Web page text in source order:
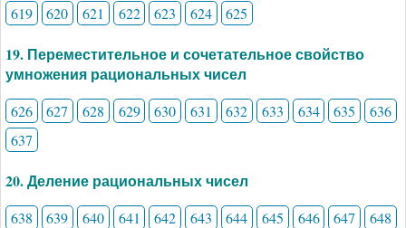
619 620 621 622 623 624 625
19. Переместительное и сочетательное свойство
умножения рациональных чисел
626 627 628 629 630 631 632 633 634 635
636
637
20. Деление рациональных чисел
638 639 640 641 642 643 644 645 646 647
648